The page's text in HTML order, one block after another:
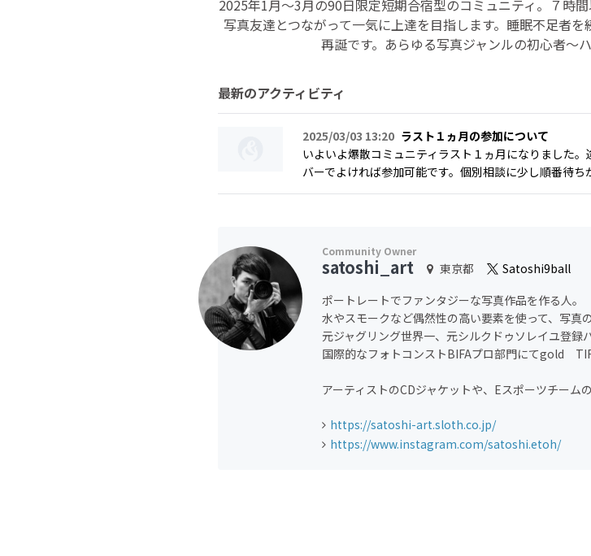
2025年1月〜3月の90日限定短期合宿型のコミュニティ。７時
写真友達とつながって一気に上達を目指します。睡眠不足者
再誕です。あらゆる写真ジャンルの初心者〜
最新のアクティビティ
2025/03/03 13:20 ラスト１ヵ月の参加について
いよいよ爆散コミュニティラスト１ヵ月になりました
バーでよければ参加可能です。個別相談に少し順番待ち
satoshi_art 東京都
Satoshi9ball
ポートレートでファンタジーな写真作品を作る人。
水やスモークなど偶然性の高い要素を使って、写真
元ジャグリング世界一、元シルクドゥソレイユ登録
国際的なフォトコンストBIFAプロ部門にてgold
アーティストのCDジャケットや、Eスポーツチーム
https://satoshi-art.sloth.co.jp/
https://www.instagram.com/satoshi.etoh/